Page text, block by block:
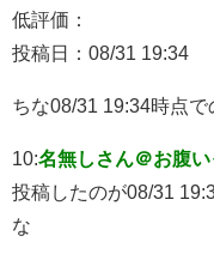
低評価：
投稿日：08/31 19:34
ちな08/31 19:34時点
10:名無しさん＠お腹
投稿したのが08/31
な